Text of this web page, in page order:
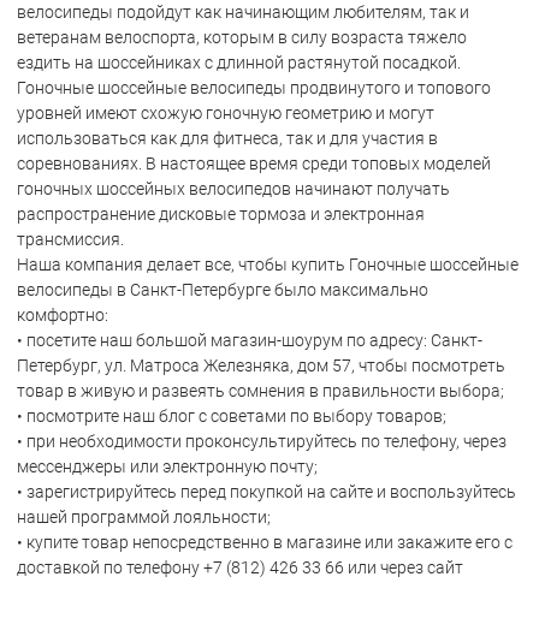
велосипеды подойдут как начинающим любителям, так и
ветеранам велоспорта, которым в силу возраста тяжело
ездить на шоссейниках с длинной растянутой посадкой.
Гоночные шоссейные велосипеды продвинутого и топового
уровней имеют схожую гоночную геометрию и могут
использоваться как для фитнеса, так и для участия в
соревнованиях. В настоящее время среди топовых моделей
гоночных шоссейных велосипедов начинают получать
распространение дисковые тормоза и электронная
трансмиссия.
Наша компания делает все, чтобы купить Гоночные шоссейные
велосипеды в Санкт-Петербурге было максимально
комфортно:
• посетите наш большой магазин-шоурум по адресу: Санкт-
Петербург, ул. Матроса Железняка, дом 57, чтобы посмотреть
товар в живую и развеять сомнения в правильности выбора;
• посмотрите наш блог с советами по выбору товаров;
• при необходимости проконсультируйтесь по телефону, через
мессенджеры или электронную почту;
• зарегистрируйтесь перед покупкой на сайте и воспользуйтесь
нашей программой лояльности;
• купите товар непосредственно в магазине или закажите его с
доставкой по телефону +7 (812) 426 33 66 или через сайт